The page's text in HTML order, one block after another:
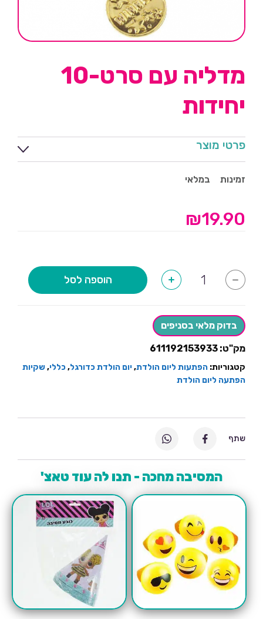
מדליה עם סרט-10
יחידות
פרטי מוצר
זמינות במלאי
₪19.90
-
של
יחידות
+ הוספה לסל
בדוק מלאי בסניפים
מק"ט: 611192153933
קטגוריות: הפתעות ליום הולדת,יום הולדת כדורגל,כללי,שקיות
הפתעה ליום הולדת
המסיבה מחכה - תנו לה עוד טאצ'
שתף